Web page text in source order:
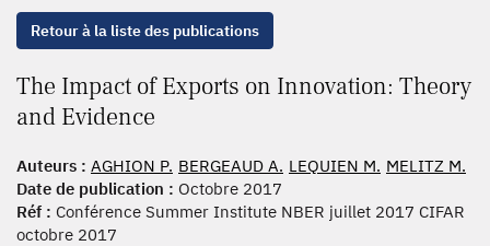
Retour à la liste des publications
The Impact of Exports on Innovation: Theory
and Evidence
Auteurs : AGHION P. BERGEAUD A. LEQUIEN M. MELITZ M.
Date de publication : Octobre 2017
Réf : Conférence Summer Institute NBER juillet 2017 CIFAR
octobre 2017